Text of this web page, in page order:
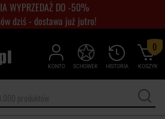
WYPRZEDAŻ DO -50%
dziś - dostawa już jutro!
KONTO HISTORIA
SCHOWEK KOSZYK
0